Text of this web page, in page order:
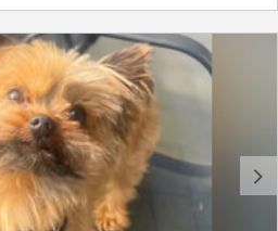
würden, bzw. einen
wäre ideal. VDH-
der neuen Besitzer
d